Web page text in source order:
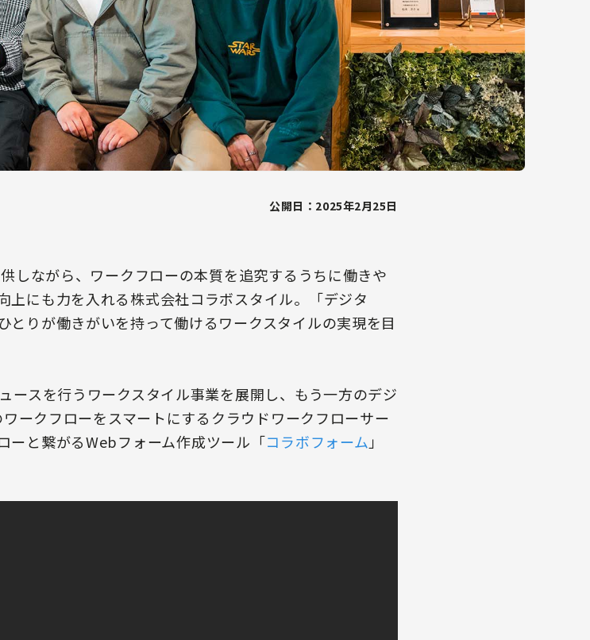
公開日：2025年2月25日
しながら、ワークフローの本質を追究するうちに働きや
上にも力を入れる株式会社コラボスタイル。「デジタ
りが働きがいを持って働けるワークスタイルの実現を目
ースを行うワークスタイル事業を展開し、もう一方のデジ
ークフローをスマートにするクラウドワークフローサー
ーと繋がるWebフォーム作成ツール「コラボフォーム 」